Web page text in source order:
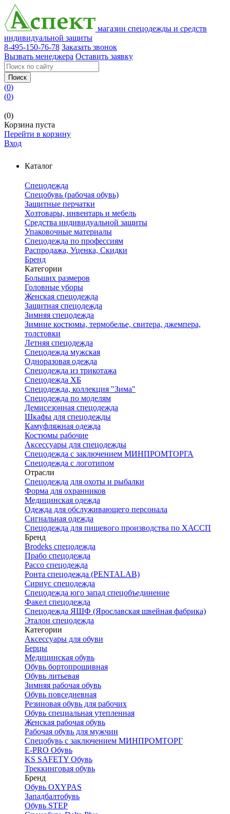
магазин спецодежды и средств
индивидуальной защиты
8-495-150-76-78 Заказать звонок
Вызвать менеджера Оставить заявку
Поиск
(0)
(0)
(0)
Корзина пуста
Перейти в корзину
Вход
Каталог
Спецодежда
Спецобувь (рабочая обувь)
Защитные перчатки
Хозтовары, инвентарь и мебель
Средства индивидуальной защиты
Упаковочные материалы
Спецодежда по профессиям
Распродажа, Уценка, Скидки
Бренд
Категории
Больших размеров
Головные уборы
Женская спецодежда
Защитная спецодежда
Зимняя спецодежда
Зимние костюмы, термобелье, свитера, джемпера,
толстовки
Летняя спецодежда
Спецодежда мужская
Одноразовая одежда
Спецодежда из трикотажа
Спецодежда ХБ
Спецодежда, коллекция "Зима"
Спецодежда по моделям
Демисезонная спецодежда
Шкафы для спецодежды
Камуфляжная одежда
Костюмы рабочие
Аксессуары для спецодежды
Спецодежда с заключением МИНПРОМТОРГА
Спецодежда с логотипом
Отрасли
Спецодежда для охоты и рыбалки
Форма для охранников
Медицинская одежда
Одежда для обслуживающего персонала
Сигнальная одежда
Спецодежда для пищевого производства по ХАССП
Бренд
Brodeks спецодежда
Прабо спецодежда
Рассо спецодежда
Ронта спецодежда (PENTALAB)
Сириус спецодежда
Спецодежда юго запад спецобъединение
Факел спецодежда
Спецодежда ЯШФ (Ярославская швейная фабрика)
Эталон спецодежда
Категории
Аксессуары для обуви
Берцы
Медицинская обувь
Обувь бортопрошивная
Обувь литьевая
Зимняя рабочая обувь
Обувь повседневная
Резиновая обувь для рабочих
Обувь специальная утепленная
Женская рабочая обувь
Рабочая обувь для мужчин
Спецобувь с заключением МИНПРОМТОРГ
E-PRO Обувь
KS SAFETY Обувь
Треккинговая обувь
Бренд
Обувь OXYPAS
Западбалтобувь
Обувь STEP